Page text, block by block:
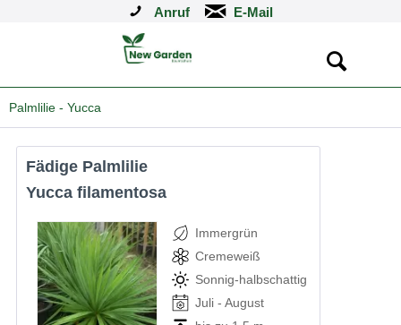
Anruf
Palmlilie - Yucca
Fädige Palmlilie
Yucca filamentosa
Immergrün
Cremeweiß
Sonnig-halbschattig
Juli - August